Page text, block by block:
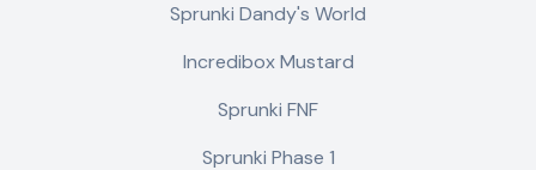
Sprunki Dandy's World
Incredibox Mustard
Sprunki FNF
Sprunki Phase 1